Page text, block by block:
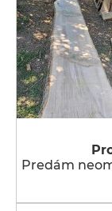
Predám